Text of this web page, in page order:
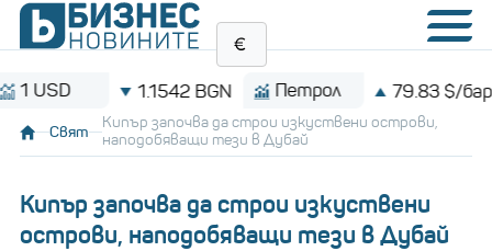
1.1542 BGN Петрол 79.83 $/барел
Свят
Кипър започва да строи изкуствени острови,
наподобяващи тези в Дубай
Кипър започва да строи изкуствени
острови, наподобяващи тези в Дубай